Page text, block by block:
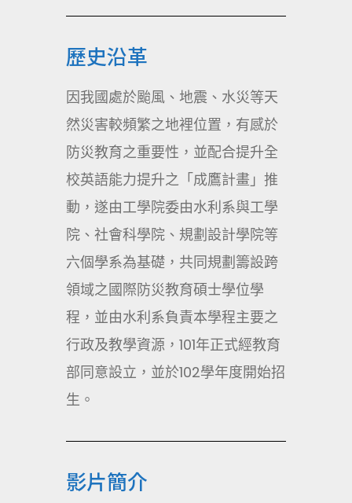
歷史沿革
因我國處於颱風、地震、水災等天
然災害較頻繁之地裡位置，有感於
防災教育之重要性，並配合提升全
校英語能力提升之「成鷹計畫」推
動，遂由工學院委由水利系與工學
院、社會科學院、規劃設計學院等
六個學系為基礎，共同規劃籌設跨
領域之國際防災教育碩士學位學
程，並由水利系負責本學程主要之
行政及教學資源，101年正式經教育
部同意設立，並於102學年度開始招
生。
影片簡介